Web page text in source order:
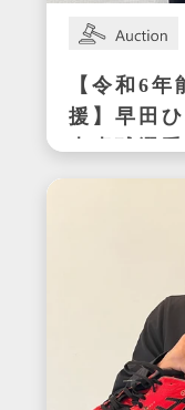
【令和6
援】早田
本卓球選
サイン入